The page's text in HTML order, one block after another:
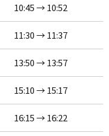
10:45 → 10:52
11:30 → 11:37
13:50 → 13:57
15:10 → 15:17
16:15 → 16:22